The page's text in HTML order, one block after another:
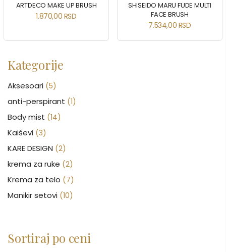
ARTDECO MAKE UP BRUSH
1.870,00 RSD
SHISEIDO MARU FUDE MULTI
FACE BRUSH
7.534,00 RSD
Kategorije
Aksesoari (5)
anti-perspirant (1)
Body mist (14)
Kaiševi (3)
KARE DESIGN (2)
krema za ruke (2)
Krema za telo (7)
Manikir setovi (10)
Nega lica (88)
Sortiraj po ceni